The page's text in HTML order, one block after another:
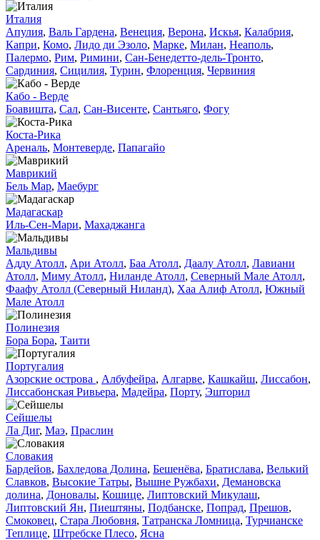
Италия
Апулия, Валь Гардена, Венеция, Верона, Искья, Калабрия,
Капри, Комо, Лидо ди Эзоло, Марке, Милан, Неаполь,
Палермо, Рим, Римини, Сан-Бенедетто-дель-Тронто,
Сардиния, Сицилия, Турин, Флоренция, Червиния
Кабо - Верде
Боавишта, Сал, Сан-Висенте, Сантьяго, Фогу
Коста-Рика
Ареналь, Монтеверде, Папагайо
Маврикий
Бель Мар, Маебург
Мадагаскар
Иль-Сен-Мари, Махаджанга
Мальдивы
Адду Атолл, Ари Атолл, Баа Атолл, Даалу Атолл, Лавиани
Атолл, Миму Атолл, Ниланде Атолл, Северный Мале Атолл,
Фаафу Атолл (Северный Ниланд), Хаа Алиф Атолл, Южный
Мале Атолл
Полинезия
Бора Бора, Таити
Португалия
Азорские острова , Албуфейра, Алгарве, Кашкайш, Лиссабон,
Лиссабонская Ривьера, Мадейра, Порту, Эшторил
Сейшелы
Ла Диг, Маэ, Праслин
Словакия
Бардейов, Бахледова Долина, Бешенёва, Братислава, Велький
Славков, Высокие Татры, Вышне Ружбахи, Демановска
долина, Доновалы, Кошице, Липтовский Микулаш,
Липтовский Ян, Пиештяны, Подбанске, Попрад, Прешов,
Смоковец, Стара Любовня, Татранска Ломница, Турчианске
Теплице, Штребске Плесо, Ясна